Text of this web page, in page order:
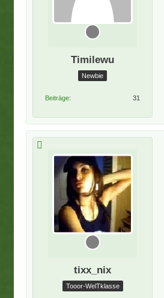
Timilewu
Newbie
Beiträge 31
tixx_nix
Tooor-WelTklasse